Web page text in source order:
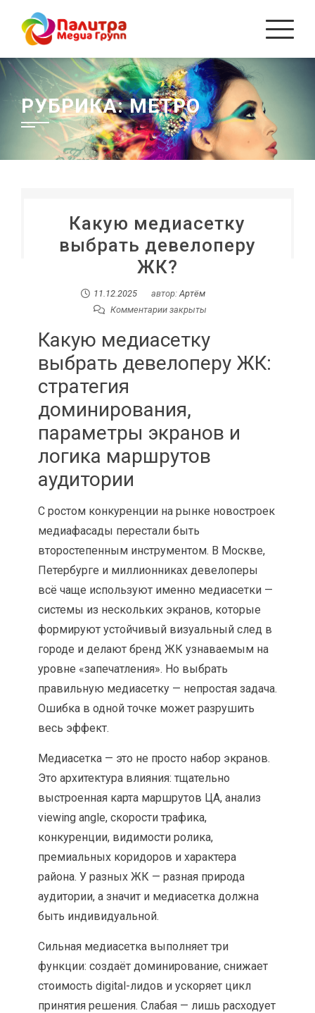
Перейти
содержанию
РУБРИКА:МЕТРО
Какую медиасетку
выбрать девелоперу
ЖК?
11.12.2025 автор:Артём
Комментарии закрыты
Какую медиасетку
выбрать девелоперу ЖК:
стратегия
доминирования,
параметры экранов и
логика маршрутов
аудитории
С ростом конкуренции на рынке новостроек
медиафасады перестали быть
второстепенным инструментом. В Москве,
Петербурге и миллионниках девелоперы
всё чаще используют именно медиасетки —
системы из нескольких экранов, которые
формируют устойчивый визуальный след в
городе и делают бренд ЖК узнаваемым на
уровне «запечатления». Но выбрать
правильную медиасетку — непростая задача.
Ошибка в одной точке может разрушить
весь эффект.
Медиасетка — это не просто набор экранов.
Это архитектура влияния: тщательно
выстроенная карта маршрутов ЦА, анализ
viewing angle, скорости трафика,
конкуренции, видимости ролика,
премиальных коридоров и характера
района. У разных ЖК — разная природа
аудитории, а значит и медиасетка должна
быть индивидуальной.
Сильная медиасетка выполняет три
функции: создаёт доминирование, снижает
стоимость digital-лидов и ускоряет цикл
принятия решения. Слабая — лишь расходует